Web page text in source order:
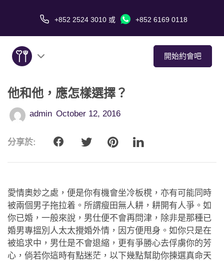
+852 2524 3010 或 +852 6169 0118
開始約會吧
關於我們
服務
愛情故事
約會技巧
應用程式
聯絡我們
他和他，應怎樣選擇？
admin October 12, 2016
分享於:
愛情奧妙之處，便是你有機會坐冷板櫈，亦有可能同時
被兩個男子拖拉着。所謂瘦田無人耕，耕開有人爭。如
你已婚，一般來說，男仕便不會再問津，除非是那種已
婚男專搵別人太太攪婚外情，因方便甩身。如你只是在
被追求中，男仕是不會退縮，更有爭勝心去俘虜你的芳
心，倘若你這時有點迷茫，以下幾點幫助你揀選真命天